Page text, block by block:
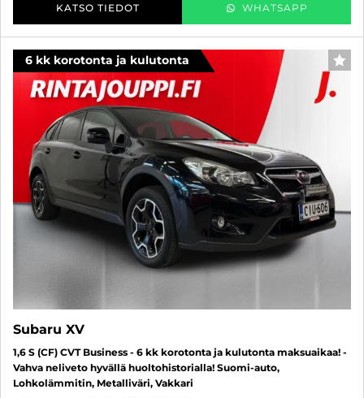
KATSO TIEDOT WHATSAPP
6 kk korotonta ja kulutonta
Subaru XV
1,6 S (CF) CVT Business - 6 kk korotonta ja kulutonta maksuaikaa! -
Vahva neliveto hyvällä huoltohistorialla! Suomi-auto,
Lohkolämmitin, Metalliväri, Vakkari